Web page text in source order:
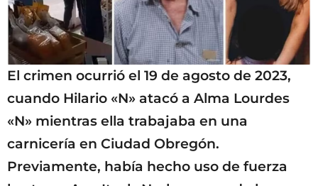
El crimen ocurrió el 19 de agosto de 2023,
cuando Hilario «N» atacó a Alma Lourdes
«N» mientras ella trabajaba en una
carnicería en Ciudad Obregón.
Previamente, había hecho uso de fuerza